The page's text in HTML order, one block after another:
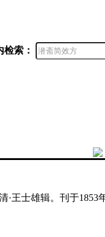
检索：
·王士雄辑。刊于